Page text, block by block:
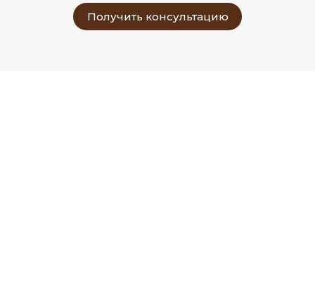
Получить консультацию